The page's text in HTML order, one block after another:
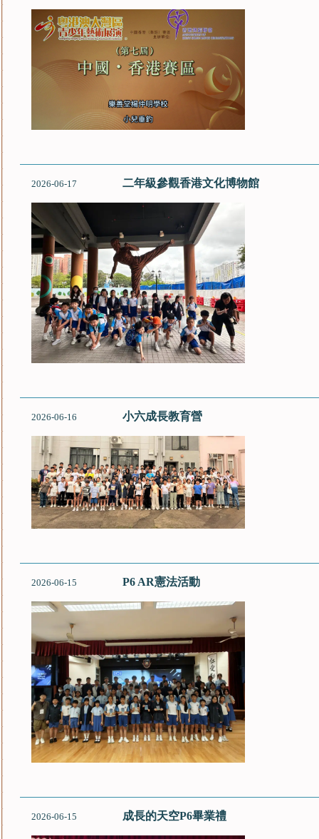
2026-06-17 二年級參觀香港文化博物館
2026-06-16 小六成長教育營
2026-06-15 P6 AR憲法活動
2026-06-15 成長的天空P6畢業禮